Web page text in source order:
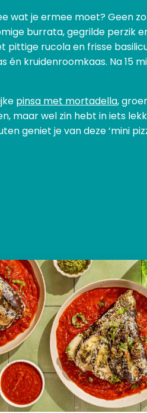
wat je ermee moet? Geen
burrata, gegrilde perzik
rucola en frisse
én kruidenroomkaas. Na 15
pinsa met mortadella,
maar wel zin hebt in iets
geniet je van deze ‘mini